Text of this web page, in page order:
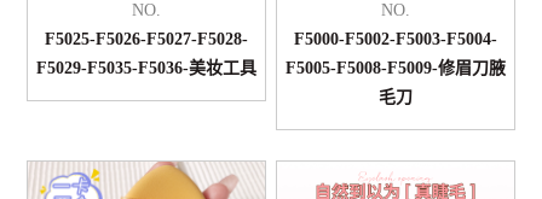
NO.
F5025-F5026-F5027-F5028-
F5029-F5035-F5036-美妆工具
NO.
F5000-F5002-F5003-F5004-
F5005-F5008-F5009-修眉刀腋
毛刀